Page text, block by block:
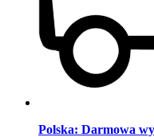
Polska: Darmowa